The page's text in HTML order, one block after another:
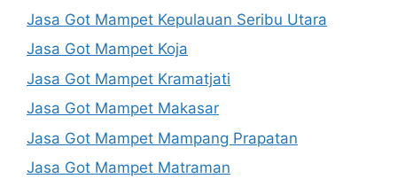
Jasa Got Mampet Kepulauan Seribu Utara
Jasa Got Mampet Koja
Jasa Got Mampet Kramatjati
Jasa Got Mampet Makasar
Jasa Got Mampet Mampang Prapatan
Jasa Got Mampet Matraman